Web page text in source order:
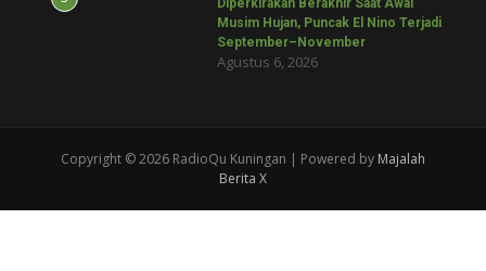
Diperkirakan Berakhir Saat Awal
Musim Hujan, Puncak El Nino Terjadi
September–November
Agustus 6, 2026
Copyright © 2026 RadioQu Kuningan | Powered by Majalah
Berita X